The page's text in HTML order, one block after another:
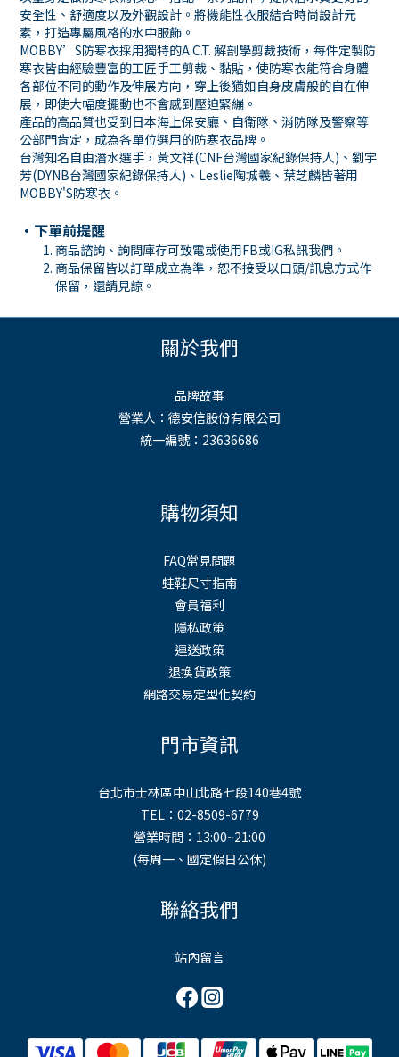
安全性、舒適度以及外觀設計。將機能性衣服結合時尚設計元
素，打造專屬風格的水中服飾。
MOBBY’S防寒衣採用獨特的A.C.T. 解剖學剪裁技術，每件定製防
寒衣皆由經驗豐富的工匠手工剪裁、黏貼，使防寒衣能符合身體
各部位不同的動作及伸展方向，穿上後猶如自身皮膚般的自在伸
展，即使大幅度擺動也不會感到壓迫緊繃。
產品的高品質也受到日本海上保安廳、自衛隊、消防隊及警察等
公部門肯定，成為各單位選用的防寒衣品牌。
台灣知名自由潛水選手，黃文祥(CNF台灣國家紀錄保持人)、劉宇
芳(DYNB台灣國家紀錄保持人)、Leslie陶城羲、葉芝麟皆著用
MOBBY'S防寒衣。
・下單前提醒
商品諮詢、詢問庫存可致電或使用FB或IG私訊我們。
商品保留皆以訂單成立為準，恕不接受以口頭/訊息方式作
保留，還請見諒。
關於我們
品牌故事
營業人：德安信股份有限公司
統一編號：23636686
購物須知
FAQ常見問題
蛙鞋尺寸指南
會員福利
隱私政策
運送政策
退換貨政策
網路交易定型化契約
門市資訊
台北市士林區中山北路七段140巷4號
TEL：02-8509-6779
營業時間：13:00~21:00
(每周一、國定假日公休)
聯絡我們
站內留言